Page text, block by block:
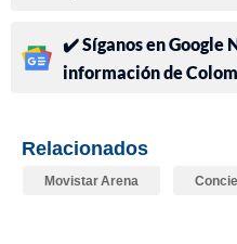
✔️ Síganos en Google
información de
Relacionados
Movistar Arena